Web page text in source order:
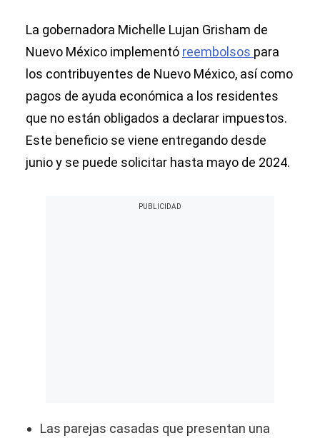
La gobernadora Michelle Lujan Grisham de
Nuevo México implementó reembolsos para
los contribuyentes de Nuevo México, así como
pagos de ayuda económica a los residentes
que no están obligados a declarar impuestos.
Este beneficio se viene entregando desde
junio y se puede solicitar hasta mayo de 2024.
Las parejas casadas que presentan una